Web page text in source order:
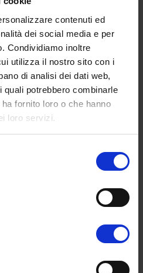
contenuti ed
dei social media e per
Condividiamo inoltre
utilizza il nostro sito con i
di analisi dei dati web,
potrebbero combinarle
fornito loro o che hanno
loro servizi.
c’è anche la
“esperimento” venga
modo da abbattere in
mondiale, lo